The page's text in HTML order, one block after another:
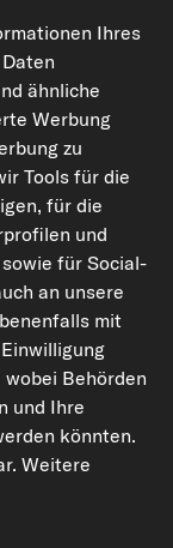
carpardoo.fr
dürfen
der Daten und
und/oder die
Jegliche
des Urheberrechts
Ihres
ähnliche
Werbung
zu
Tools für die
für die
und
für Social-
an unsere
mit
Behörden
und Ihre
könnten.
Weitere